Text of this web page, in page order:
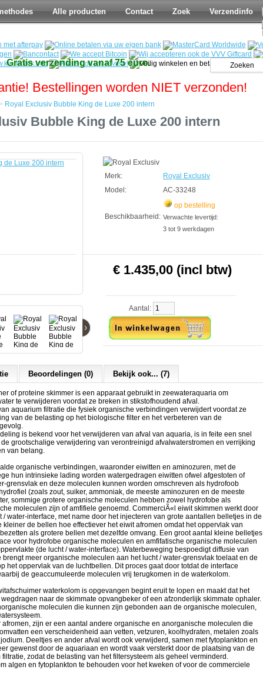
Alle producten Contact Zoek Verzendinfo
Gratis verzending vanaf 75 euro.
Bestellingen worden NIET verzonden!
> Royal Exclusiv Bubble King de Luxe 200 intern
Bubble King de Luxe 200 intern
›
Merk:
Royal Exclusiv
Model:
AC-33248
Beschikbaarheid:
op bestelling
Verwachte levertijd:
3 tot 9 werkdagen
€ 1.435,00 (incl btw)
Aantal:
Beoordelingen (0) Bekijk ook... (7)
of proteine skimmer is een apparaat gebruikt in zeewateraquaria om
te verwijderen voordat ze breken in stikstofhoudend afval.
aquarium filtratie die fysiek organische verbindingen verwijdert voordat ze
van de belasting op het biologische filter en het verbeteren van de
is bekend voor het verwijderen van afval van aquaria, is in feite een snel
grootschalige verwijdering van verontreinigd afvalwaterstromen en verrijking
van belang.
organische verbindingen, waaronder eiwitten en aminozuren, met de
hun intrinsieke lading worden watergedragen eiwitten ofwel afgestoten of
grensvlak en deze moleculen kunnen worden omschreven als hydrofoob
(zoals zout, suiker, ammoniak, de meeste aminozuren en de meeste
sommige grotere organische moleculen hebben zowel hydrofobe als
moleculen zijn of amfifiele genoemd. CommerciÃ«l eiwit skimmen werkt door
water-interface, met name door het injecteren van grote aantallen belletjes in de
de bellen hoe effectiever het eiwit afromen omdat het oppervlak van
als grotere bellen met dezelfde omvang. Een groot aantal kleine belletjes
voor hydrofobe organische moleculen en amfifatische organische moleculen
(de lucht / water-interface). Waterbeweging bespoedigt diffusie van
meer organische moleculen aan het lucht / water-grensvlak toelaat en de
het oppervlak van de luchtbellen. Dit proces gaat door totdat de interface
de geaccumuleerde moleculen vrij terugkomen in de waterkolom.
waterkolom is opgevangen begint eruit te lopen en maakt dat het
naar de skimmate opvangbeker of een afzonderlijk skimmate ophaler.
moleculen die kunnen zijn gebonden aan de organische moleculen,
zijn er een aantal andere organische en anorganische moleculen die
een verscheidenheid aan vetten, vetzuren, koolhydraten, metalen zoals
Deeltjes en ander afval wordt ook verwijderd, samen met fytoplankton en
gewenst door de aquariaan en wordt vaak versterkt door de plaatsing van de
zodat de belasting van het filtersysteem als geheel verminderd.
algen en fytoplankton te behouden voor het kweken of voor de commerciele